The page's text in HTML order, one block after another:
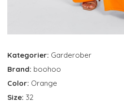
Kategorier: Garderober
Brand: boohoo
Color: Orange
Size: 32